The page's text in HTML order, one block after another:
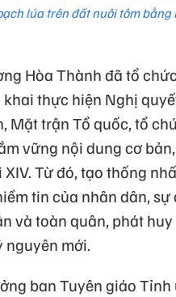
lúa trên đất nuôi tôm
Hòa Thành đã tổ
thực hiện Nghị
Mặt trận Tổ quốc, tổ
vững nội dung cơ
Từ đó, tạo thống
tin của nhân dân, sự
và toàn quân, phát
nguyên mới.
ban Tuyên giáo